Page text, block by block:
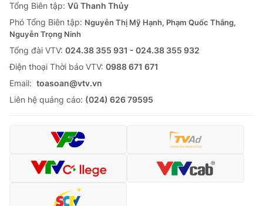
Tổng Biên tập: Vũ Thanh Thủy
Phó Tổng Biên tập: Nguyễn Thị Mỹ Hạnh, Phạm Quốc Thắng,
Nguyễn Trọng Ninh
Tổng đài VTV: 024.38 355 931 - 024.38 355 932
Ðiện thoại Thời báo VTV: 0988 671 671
Email: toasoan@vtv.vn
Liên hệ quảng cáo: (024) 626 79595